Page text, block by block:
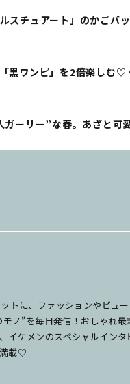
スチュアート」のかごバ
黒ワンピ」を2倍楽しむ♡
ガーリー”な春。あざと
トに、ファッションやビュ
モノ”を毎日発信！おしゃれ
イケメンのスペシャルイン
載♡